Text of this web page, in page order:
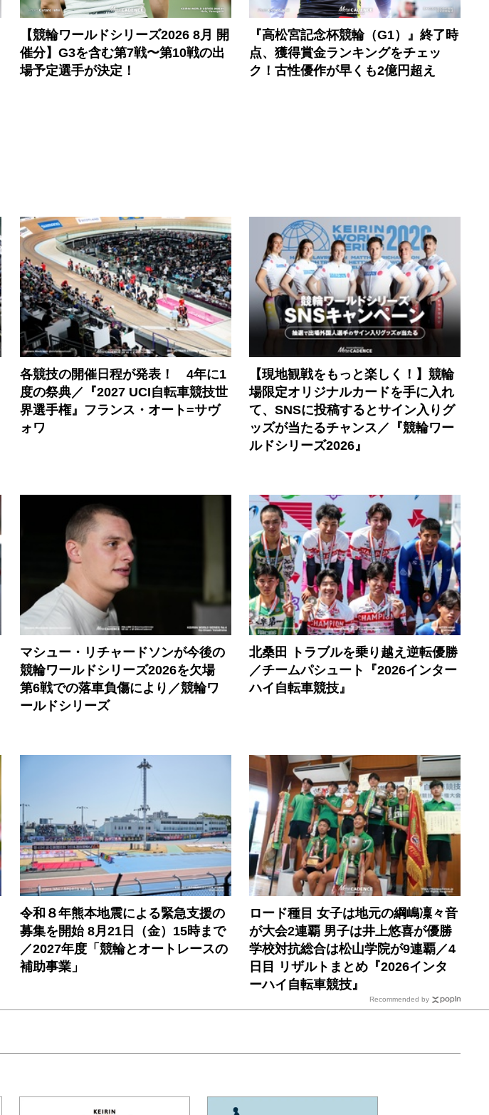
【競輪ワールドシリーズ2026 8月 開
催分】G3を含む第7戦〜第10戦の出
場予定選手が決定！
『高松宮記念杯競輪（G1）』終了時
点、獲得賞金ランキングをチェッ
ク！古性優作が早くも2億円超え
各競技の開催日程が発表！ 4年に1
度の祭典／『2027 UCI自転車競技世
界選手権』フランス・オート=サヴ
ォワ
【現地観戦をもっと楽しく！】競輪
場限定オリジナルカードを手に入れ
て、SNSに投稿するとサイン入りグ
ッズが当たるチャンス／『競輪ワー
ルドシリーズ2026』
マシュー・リチャードソンが今後の
競輪ワールドシリーズ2026を欠場
第6戦での落車負傷により／競輪ワ
ールドシリーズ
北桑田 トラブルを乗り越え逆転優勝
／チームパシュート『2026インター
ハイ自転車競技』
令和８年熊本地震による緊急支援の
募集を開始 8月21日（金）15時まで
／2027年度「競輪とオートレースの
補助事業」
ロード種目 女子は地元の綱嶋凜々音
が大会2連覇 男子は井上悠喜が優勝
学校対抗総合は松山学院が9連覇／4
日目 リザルトまとめ『2026インタ
ーハイ自転車競技』
Recommended by